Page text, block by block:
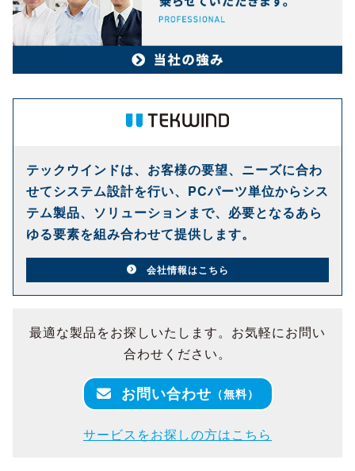
テックウインドは、お客様の要望、ニーズに合わ
せてシステム設計を行い、PCパーツ単位からシス
テム製品、ソリューションまで、必要となるあら
ゆる要素を組み合わせて提供します。
会社情報はこちら
最適な製品をお探しいたします。お気軽にお問い
合わせください。
お問い合わせ （無料）
サービスをお探しの方はこちら